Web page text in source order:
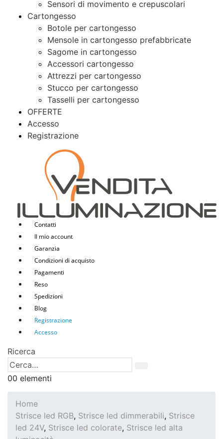
Sensori di movimento e crepuscolari
Cartongesso
Botole per cartongesso
Mensole in cartongesso prefabbricate
Sagome in cartongesso
Accessori cartongesso
Attrezzi per cartongesso
Stucco per cartongesso
Tasselli per cartongesso
OFFERTE
Accesso
Registrazione
Contatti
Il mio account
Garanzia
Condizioni di acquisto
Pagamenti
Reso
Spedizioni
Blog
Registrazione
Accesso
Ricerca
00 elementi
Home
Strisce led RGB, Strisce led dimmerabili, Strisce
led 24V, Strisce led colorate, Strisce led alta